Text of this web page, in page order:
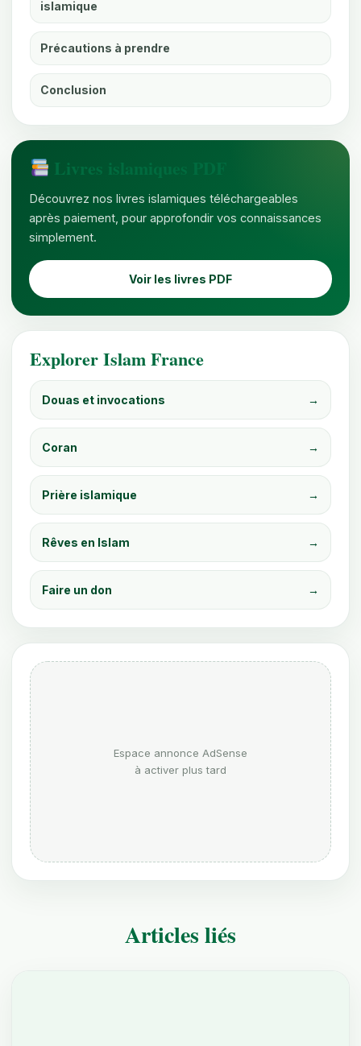
islamique
Précautions à prendre
Conclusion
Livres islamiques PDF
Découvrez nos livres islamiques téléchargeables
après paiement, pour approfondir vos connaissances
simplement.
Voir les livres PDF
Explorer Islam France
Douas et invocations →
Coran →
Prière islamique →
Rêves en Islam →
Faire un don →
Espace annonce AdSense
à activer plus tard
Articles liés